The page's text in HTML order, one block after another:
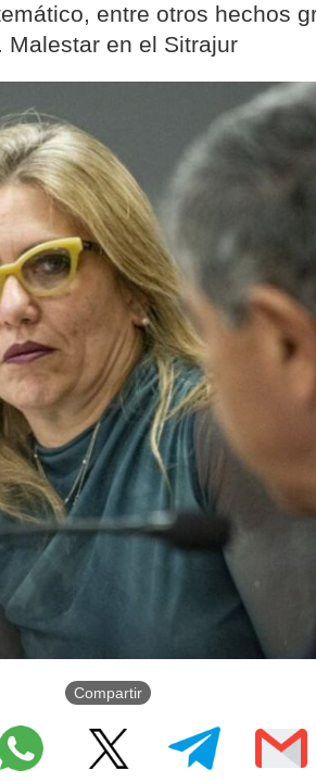
entre otros hechos
Malestar en el Sitrajur
Compartir